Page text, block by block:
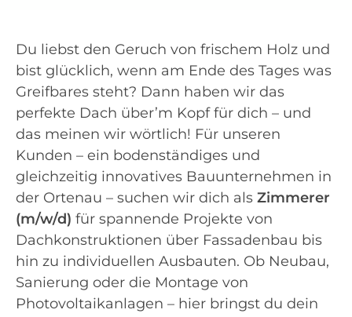
Du liebst den Geruch von frischem Holz und
bist glücklich, wenn am Ende des Tages was
Greifbares steht? Dann haben wir das
perfekte Dach über’m Kopf für dich – und
das meinen wir wörtlich! Für unseren
Kunden – ein bodenständiges und
gleichzeitig innovatives Bauunternehmen in
der Ortenau – suchen wir dich als Zimmerer
(m/w/d) für spannende Projekte von
Dachkonstruktionen über Fassadenbau bis
hin zu individuellen Ausbauten. Ob Neubau,
Sanierung oder die Montage von
Photovoltaikanlagen – hier bringst du dein